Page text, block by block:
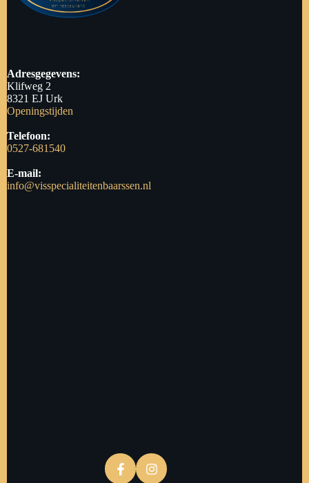
Adresgegevens:
Klifweg 2
8321 EJ Urk
Openingstijden
Telefoon:
0527-681540
E-mail:
info@visspecialiteitenbaarssen.nl